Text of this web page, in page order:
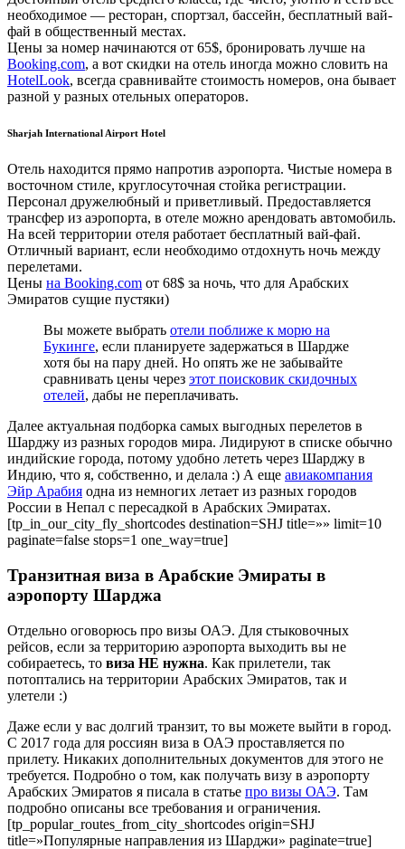
необходимое — ресторан, спортзал, бассейн, бесплатный вай-
фай в общественный местах.
Цены за номер начинаются от 65$, бронировать лучше на
Booking.com, а вот скидки на отель иногда можно словить на
HotelLook, всегда сравнивайте стоимость номеров, она бывает
разной у разных отельных операторов.
Sharjah International Airport Hotel
Отель находится прямо напротив аэропорта. Чистые номера в
восточном стиле, круглосуточная стойка регистрации.
Персонал дружелюбный и приветливый. Предоставляется
трансфер из аэропорта, в отеле можно арендовать автомобиль.
На всей территории отеля работает бесплатный вай-фай.
Отличный вариант, если необходимо отдохнуть ночь между
перелетами.
Цены на Booking.com от 68$ за ночь, что для Арабских
Эмиратов сущие пустяки)
Вы можете выбрать отели поближе к морю на
Букинге, если планируете задержаться в Шардже
хотя бы на пару дней. Но опять же не забывайте
сравнивать цены через этот поисковик скидочных
отелей, дабы не переплачивать.
Далее актуальная подборка самых выгодных перелетов в
Шарджу из разных городов мира. Лидируют в списке обычно
индийские города, потому удобно лететь через Шарджу в
Индию, что я, собственно, и делала :) А еще авиакомпания
Эйр Арабия одна из немногих летает из разных городов
России в Непал с пересадкой в Арабских Эмиратах.
[tp_in_our_city_fly_shortcodes destination=SHJ title=»» limit=10
paginate=false stops=1 one_way=true]
Транзитная виза в Арабские Эмираты в
аэропорту Шарджа
Отдельно оговорюсь про визы ОАЭ. Для стыковочных
рейсов, если за территорию аэропорта выходить вы не
собираетесь, то виза НЕ нужна. Как прилетели, так
потоптались на территории Арабских Эмиратов, так и
улетели :)
Даже если у вас долгий транзит, то вы можете выйти в город.
С 2017 года для россиян виза в ОАЭ проставляется по
прилету. Никаких дополнительных документов для этого не
требуется. Подробно о том, как получать визу в аэропорту
Арабских Эмиратов я писала в статье про визы ОАЭ. Там
подробно описаны все требования и ограничения.
[tp_popular_routes_from_city_shortcodes origin=SHJ
title=»Популярные направления из Шарджи» paginate=true]